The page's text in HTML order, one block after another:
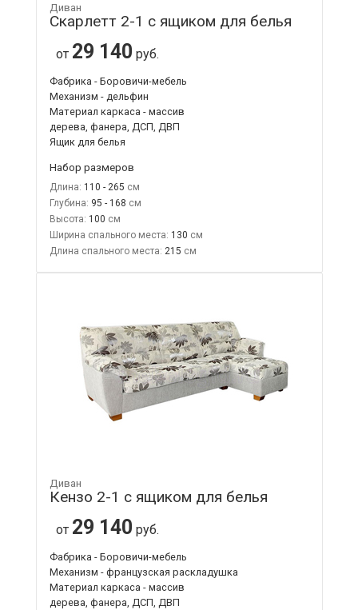
Диван
Скарлетт 2-1 с ящиком для белья
от 29 140 руб.
Фабрика - Боровичи-мебель
Механизм - дельфин
Материал каркаса - массив
дерева, фанера, ДСП, ДВП
Ящик для белья
Набор размеров
Длина: 110 - 265
Глубина: 95 - 168
Высота: 100
Ширина спального места: 130
Длина спального места: 215
Диван
Кензо 2-1 с ящиком для белья
от 29 140 руб.
Фабрика - Боровичи-мебель
Механизм - французская раскладушка
Материал каркаса - массив
дерева, фанера, ДСП, ДВП